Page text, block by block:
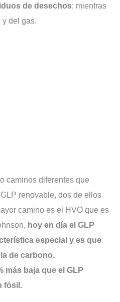
de desechos; mientras
del gas.
caminos diferentes que
renovable, dos de ellos
camino es el HVO que es
hoy en día el GLP
especial y es que
de carbono.
más baja que el GLP
fósil.